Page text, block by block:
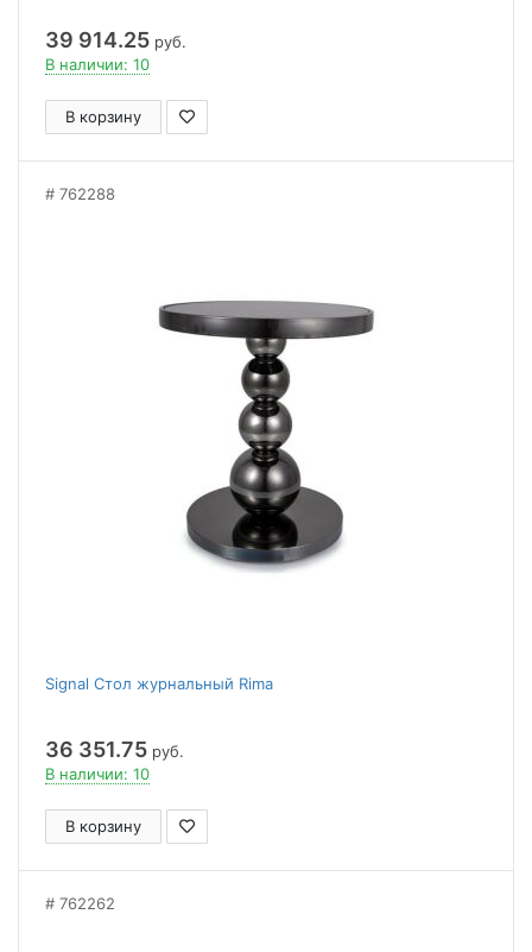
39 914.25 руб.
В наличии: 10
В корзину
762288
Signal Стол журнальный Rima
36 351.75 руб.
В наличии: 10
В корзину
762262